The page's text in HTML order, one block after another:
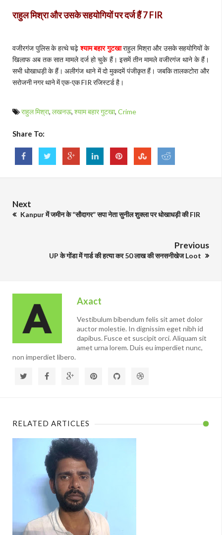
राहुल मिश्रा और उसके सहयोगियों पर दर्ज हैं 7 FIR
वजीरगंज पुलिस के हत्थे चढ़ेश्याम बहार गुटखा राहुल मिश्रा और उसके सहयोगियों के
खिलाफ अब तक सात मामले दर्ज हो चुके हैं। इसमें तीन मामले वजीरगंज थाने के हैं।
सभी धोखाधड़ी के हैं। अलीगंज थाने में दो मुकदमें पंजीकृत हैं। जबकि तालकटोरा और
सरोजनी नगर थाने में एक-एक FIR रजिस्टर्ड है।
राहुल मिश्रा, लखनऊ, श्याम बहार गुटखा, Crime
Share To:
Next
Kanpur में जमीन के “सौदागर” सपा नेता सुनील शुक्ला पर धोखाधड़ी की FIR
Previous
UP के गोंडा में गार्ड की हत्या कर 50 लाख की सनसनीखेज Loot
Axact
Vestibulum bibendum felis sit amet dolor
auctor molestie. In dignissim eget nibh id
dapibus. Fusce et suscipit orci. Aliquam sit
amet urna lorem. Duis eu imperdiet nunc,
non imperdiet libero.
RELATED ARTICLES